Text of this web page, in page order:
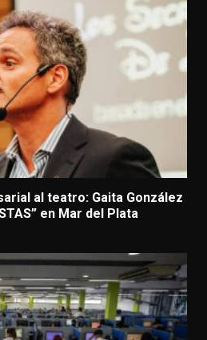
al teatro: Gaita González
en Mar del Plata